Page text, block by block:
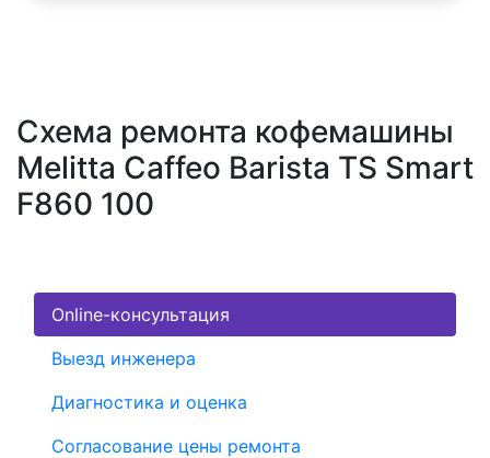
Схема ремонта кофемашины
Melitta Caffeo Barista TS Smart
F860 100
Online-консультация
Выезд инженера
Диагностика и оценка
Согласование цены ремонта